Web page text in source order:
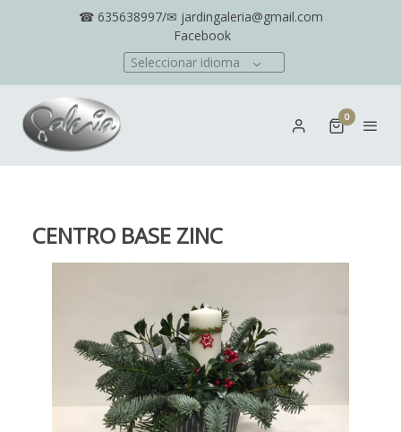
☎ 635638997/✉ jardingaleria@gmail.com
Facebook
Seleccionar idioma
0
CENTRO BASE ZINC